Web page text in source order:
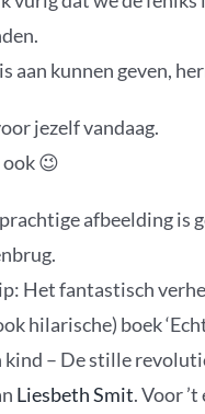
aan kunnen geven,
jezelf vandaag.
😉
prachtige afbeelding is
Het fantastisch
hilarische) boek
kind – De stille
Liesbeth Smit. Voor